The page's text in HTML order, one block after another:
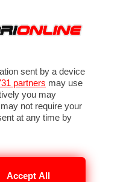
sent by a device
partners may use
you may
not require your
at any time by
Accept All